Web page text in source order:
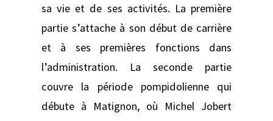
sa vie et de ses activités. La première
partie s’attache à son début de carrière
et à ses premières fonctions dans
l’administration. La seconde partie
couvre la période pompidolienne qui
débute à Matignon, où Michel Jobert